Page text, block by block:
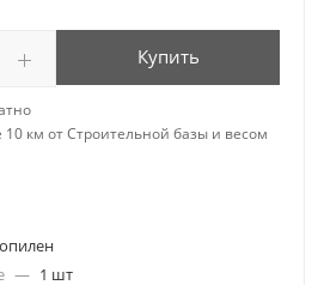
Купить
10 км от Строительной базы и весом
— 1 шт